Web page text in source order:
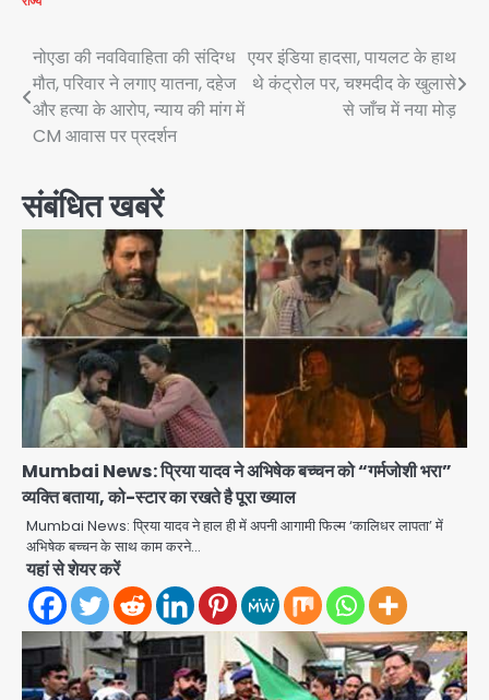
Post
navigation
नोएडा की नवविवाहिता की संदिग्ध
मौत, परिवार ने लगाए यातना, दहेज
और हत्या के आरोप, न्याय की मांग में
CM आवास पर प्रदर्शन
एयर इंडिया हादसा, पायलट के हाथ
थे कंट्रोल पर, चश्मदीद के खुलासे
से जाँच में नया मोड़
संबंधित खबरें
Mumbai News: प्रिया यादव ने अभिषेक बच्चन को “गर्मजोशी भरा”
व्यक्ति बताया, को-स्टार का रखते है पूरा ख्याल
Mumbai News: प्रिया यादव ने हाल ही में अपनी आगामी फिल्म ‘कालिधर लापता’ में
अभिषेक बच्चन के साथ काम करने…
यहां से शेयर करें